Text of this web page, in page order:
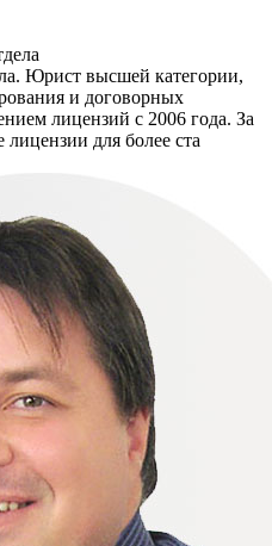
Юрист высшей категории,
и договорных
лицензий с 2006 года. За
для более ста